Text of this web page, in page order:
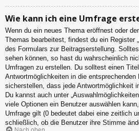
Wie kann ich eine Umfrage
Wenn du ein neues Thema eröffnest oder
Themas bearbeitest, findest du ein Register
des Formulars zur Beitragserstellung.
sehen können, so hast du wahrscheinlich
Umfragen zu erstellen. Du solltest einen
Antwortmöglichkeiten in die entsprechenden
sicherstellen, dass jede Antwortmöglichkeit
Du kannst auch unter
viele Optionen ein Benutzer auswählen
Umfrage gilt (0 bedeutet dabei eine zeitlich
schließlich, ob die Benutzer ihre Stimme